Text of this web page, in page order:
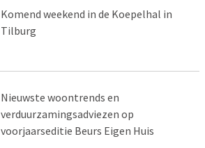
Komend weekend in de Koepelhal in
Tilburg
Nieuwste woontrends en
verduurzamingsadviezen op
voorjaarseditie Beurs Eigen Huis